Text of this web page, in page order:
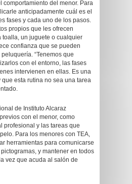
comportamiento del menor. Para
anticipadamente cuál es el
fases y cada uno de los pasos.
propios que les ofrecen
toalla, un juguete o cualquier
confianza que se pueden
“Tenemos que
con el entorno, las fases
intervienen en ellas. Es una
esta rutina no sea una tarea
de Instituto Alcaraz
con el menor, como
profesional y las tareas que
Para los menores con TEA,
herramientas para comunicarse
y mantener en todos
vez que acuda al salón de